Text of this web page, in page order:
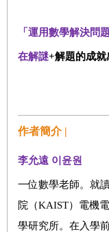
「運用數學解決問
在解謎+解題的成就
作者簡介 |
李允遠 이윤원
一位數學老師。就
院（KAIST）電機
學研究所。在入學